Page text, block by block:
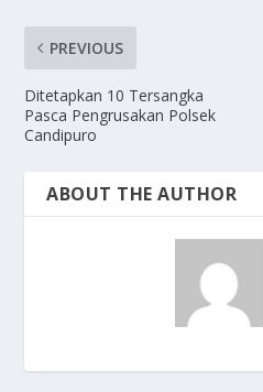
PREVIOUS
Ditetapkan 10 Tersangka
Pasca Pengrusakan Polsek
Candipuro
ABOUT THE AUTHOR